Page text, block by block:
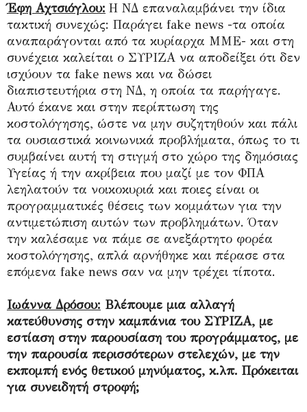
Έφη Αχτσιόγλου: Η ΝΔ επαναλαμβάνει την ίδια
τακτική συνεχώς: Παράγει fake news -τα οποία
αναπαράγονται από τα κυρίαρχα ΜΜΕ- και στη
συνέχεια καλείται ο ΣΥΡΙΖΑ να αποδείξει ότι δεν
ισχύουν τα fake news και να δώσει
διαπιστευτήρια στη ΝΔ, η οποία τα παρήγαγε.
Αυτό έκανε και στην περίπτωση της
κοστολόγησης, ώστε να μην συζητηθούν και πάλι
τα ουσιαστικά κοινωνικά προβλήματα, όπως το τι
συμβαίνει αυτή τη στιγμή στο χώρο της δημόσιας
Υγείας ή την ακρίβεια που μαζί με τον ΦΠΑ
λεηλατούν τα νοικοκυριά και ποιες είναι οι
προγραμματικές θέσεις των κομμάτων για την
αντιμετώπιση αυτών των προβλημάτων. Όταν
την καλέσαμε να πάμε σε ανεξάρτητο φορέα
κοστολόγησης, απλά αρνήθηκε και πέρασε στα
επόμενα fake news σαν να μην τρέχει τίποτα.
Ιωάννα Δρόσου: Βλέπουμε μια αλλαγή
κατεύθυνσης στην καμπάνια του ΣΥΡΙΖΑ, με
εστίαση στην παρουσίαση του προγράμματος, με
την παρουσία περισσότερων στελεχών, με την
εκπομπή ενός θετικού μηνύματος, κ.λπ. Πρόκειται
για συνειδητή στροφή;